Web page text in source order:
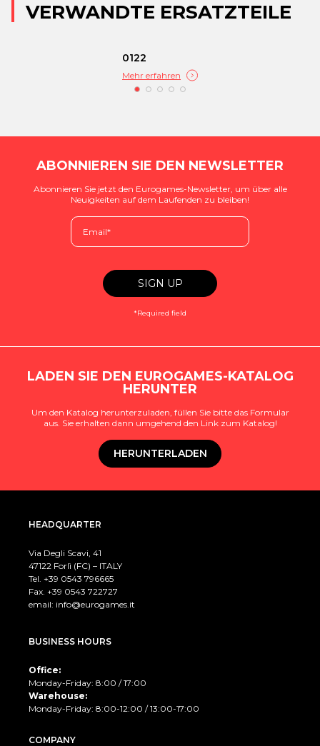
VERWANDTE ERSATZTEILE
0122
Mehr erfahren
ABONNIEREN SIE DEN NEWSLETTER
Abonnieren Sie jetzt den Eurogames-Newsletter, um über alle
Neuigkeiten auf dem Laufenden zu bleiben!
*Required field
LADEN SIE DEN EUROGAMES-KATALOG
HERUNTER
Um den Katalog herunterzuladen, füllen Sie bitte das Formular
aus. Sie erhalten dann umgehend den Link zum Katalog!
HERUNTERLADEN
HEADQUARTER
Via Degli Scavi, 41
47122 Forlì (FC) – ITALY
Tel. +39 0543 796665
Fax. +39 0543 722727
email: info@eurogames.it
BUSINESS HOURS
Office:
Monday-Friday: 8:00 / 17:00
Warehouse:
Monday-Friday: 8:00-12:00 / 13:00-17:00
COMPANY